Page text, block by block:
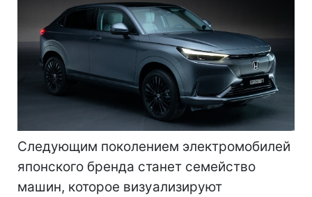
Следующим поколением электромобилей
японского бренда станет семейство
машин, которое визуализируют